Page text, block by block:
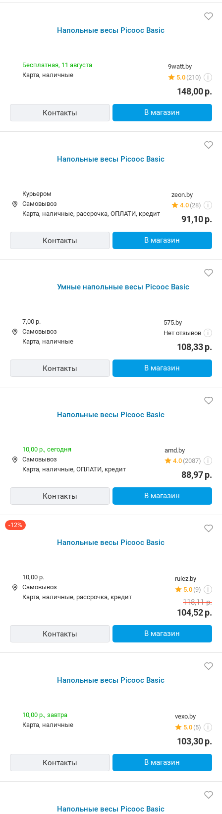
Напольные весы Picooc Basic
9watt.by
5.0 (210) i
Бесплатная, 11 августа
карта, наличные
148,00р.
Контакты В магазин
Напольные весы Picooc Basic
zeon.by
4.0 (28) i
Курьером
Самовывоз
карта, наличные, рассрочка, ОПЛАТИ, кредит
91,10р.
Контакты В магазин
Умные напольные весы Picooc Basic
575.by
Нет отзывов
i
7,00 р.
Самовывоз
карта, наличные
108,33р.
Контакты В магазин
Напольные весы Picooc Basic
amd.by
4.0 (2087) i
10,00 р., сегодня
Самовывоз
карта, наличные, ОПЛАТИ, кредит
88,97р.
Контакты В магазин
-12%
Напольные весы Picooc Basic
rulez.by
5.0 (9) i
10,00 р.
Самовывоз
карта, наличные, рассрочка, кредит
104,52р.
118,11р.
Контакты В магазин
Напольные весы Picooc Basic
vexo.by
5.0 (5) i
10,00 р., завтра
карта, наличные
103,30р.
Контакты В магазин
Напольные весы Picooc Basic